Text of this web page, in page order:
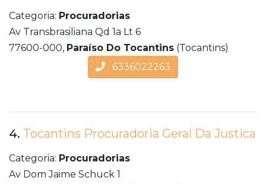
Categoria: Procuradorias
Av Transbrasiliana Qd 1a Lt 6
77600-000, Paraíso Do Tocantins (Tocantins)
6336022263
4. Tocantins Procuradoria Geral Da Justica
Categoria: Procuradorias
Av Dom Jaime Schuck 1